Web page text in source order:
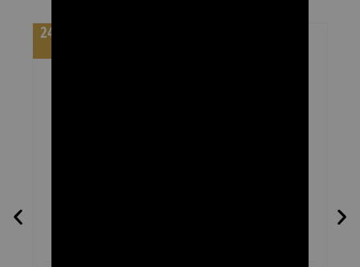
מחיר לקרטון 24